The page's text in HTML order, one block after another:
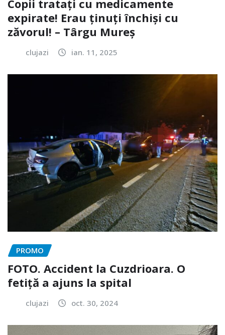
Copii tratați cu medicamente
expirate! Erau ținuți închiși cu
zăvorul! – Târgu Mureș
clujazi ian. 11, 2025
PROMO
FOTO. Accident la Cuzdrioara. O
fetiță a ajuns la spital
clujazi oct. 30, 2024